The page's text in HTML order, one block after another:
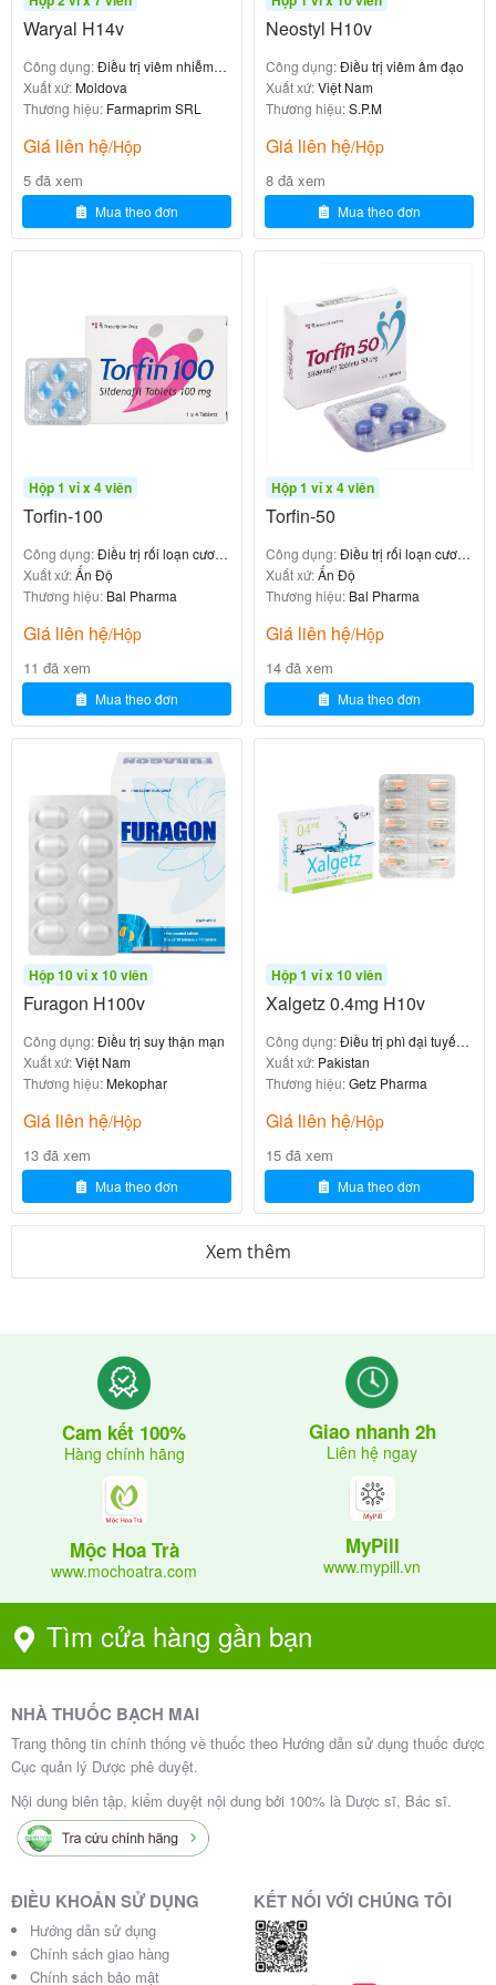
tỷ lệ chữa lành vi sinh học đạt78.3%
âm đạo do nấm sau 14 ngày, tương đương với
fluconazole (73.8%).
Nghiên cứu về Polygynax trong thai kỳ (1989)
Polygynax được sử dụng để dự phòng nhiễm trùng
âm đạo ở 115 phụ nữ mang thai, chỉ 9.6% gặp
nhiễm trùng, chứng minh hiệu quả và độ an toàn.
Bảng 2: So sánh Vaginapoly với các thuốc
Th
uố
Thành p
hần chín
Tỷ lệ
thàn
h cô
Ưu điểm
Nhược đi
ểm
V
a
gi
n
a
p
y
Neomy
cin, Ny
statin,
Polymy
xin B
Phổ rộng, điề
u trị hỗn hợp,
ít tác dụng p
hụ toàn thân
gây kích
ic
o
n
a
z
ol
e
Micona
zole
86.
7%
Hiệu quả với
Ít hiệu q
uả với n
hiễm trù
M
et
r
ni
d
z
Metroni
dazole
Hiệu quả với
vi khuẩn kỵ k
với nấm
meta-analysis về viêm âm đạo do vi khuẩn.
4. Hướng dẫn sử dụng và lưu ý
Liều lượng khuyến cáo
Người lớn: Đặt 1 viên Vaginapoly vào âm đạo mỗi
tối trước khi đi ngủ, trong 12 ngày liên tục.
Cách dùng: Đặt thuốc sâu trong âm đạo, tốt nhất
ở tư thế nằm. Sử dụng găng tay sạch để tránh lây
nhiễm chéo. Không sử dụng tampon hoặc các sản
Tham khảo ý kiến bác sĩ
biệt ở phụ nữ mang thai hoặc có bệnh lý nền như
suy thận.
Lưu ý và chống chỉ định
Chống chỉ định:
Mẫn cảm với Neomycin, Nystatin, Polymyxin
B hoặc các thuốc cùng nhóm
(aminoglycoside, polyene, polypeptide).
Waryal H14v
Công dụng:Điều trị viêm nhiễm
âm đạo
Xuất xứ:Moldova
Thương hiệu: Farmaprim SRL
Giá liên hệ/Hộp
5 đã xem
Mua theo đơn
Neostyl H10v
Công dụng:Điều trị viêm âm đạo
Xuất xứ:Việt Nam
Thương hiệu:S.P.M
Giá liên hệ/Hộp
8 đã xem
Mua theo đơn
Hộp 1 vỉ x 4 viên
Torfin-100
Công dụng:Điều trị rối loạn cương
dương
Xuất xứ:Ấn Độ
Thương hiệu: Bal Pharma
Giá liên hệ/Hộp
11 đã xem
Mua theo đơn
Hộp 1 vỉ x 4 viên
Torfin-50
Công dụng:Điều trị rối loạn cương
dương
Xuất xứ:Ấn Độ
Thương hiệu: Bal Pharma
Giá liên hệ/Hộp
14 đã xem
Mua theo đơn
Hộp 10 vỉ x 10 viên
Furagon H100v
Công dụng:Điều trị suy thận mạn
Xuất xứ:Việt Nam
Thương hiệu:Mekophar
Giá liên hệ/Hộp
13 đã xem
Mua theo đơn
Hộp 1 vỉ x 10 viên
Xalgetz 0.4mg H10v
Công dụng:Điều trị phì đại tuyến
tiền liệt
Xuất xứ: Pakistan
Thương hiệu:Getz Pharma
Giá liên hệ/Hộp
15 đã xem
Mua theo đơn
Xem thêm
Cam kết 100%
Hàng chính hãng
Giao nhanh 2h
Liên hệ ngay
Mộc Hoa Trà
www.mochoatra.com
MyPill
www.mypill.vn
Tìm cửa hàng gần bạn
NHÀ THUỐC BẠCH MAI
Trang thông tin chính thống về thuốc theo Hướng dẫn sử dụng thuốc được
Cục quản lý Dược phê duyệt.
Nội dung biên tập, kiểm duyệt nội dung bởi 100% là Dược sĩ, Bác sĩ.
ĐIỀU KHOẢN SỬ DỤNG
Hướng dẫn sử dụng
Chính sách giao hàng
Chính sách bảo mật
KẾT NỐI VỚI CHÚNG TÔI